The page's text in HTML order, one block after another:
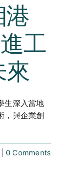
港
工
生深入當地
，與企業創
0 Comments